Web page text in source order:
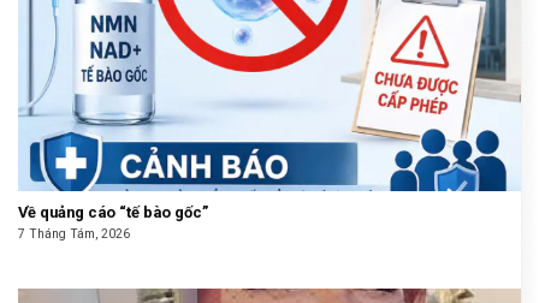
Về quảng cáo “tế bào gốc”
7 Tháng Tám, 2026